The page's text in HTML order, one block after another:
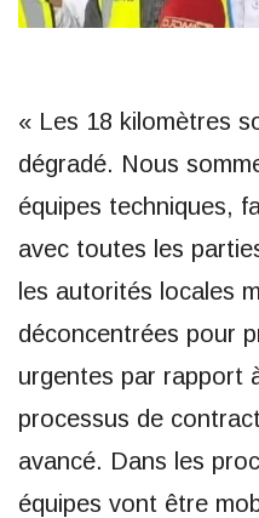
« Les 18 kilomètres
dégradé. Nous
équipes techniques,
avec toutes les
les autorités locales
déconcentrées pour
urgentes par rapport
processus de
avancé. Dans les
équipes vont être